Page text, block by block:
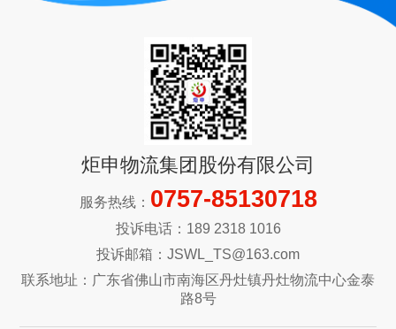
炬申物流集团股份有限公司
服务热线： 0757-85130718
投诉电话：189 2318 1016
投诉邮箱：JSWL_TS@163.com
联系地址：广东省佛山市南海区丹灶镇丹灶物流中心金泰
路8号